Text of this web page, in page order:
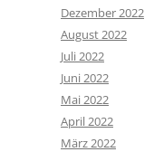
Dezember 2022
August 2022
Juli 2022
Juni 2022
Mai 2022
April 2022
März 2022